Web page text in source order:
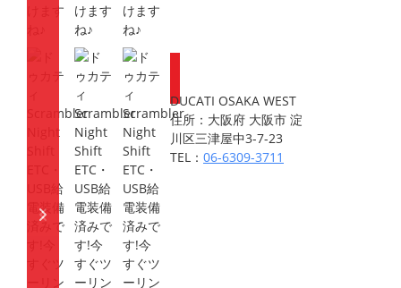
もらえます
DUCATI OSAKA WEST
住所：大阪府 大阪市 淀
川区三津屋中3-7-23
TEL： 06-6309-3711